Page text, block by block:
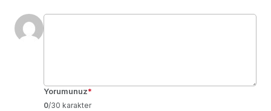
Yorumunuz*
0/30 karakter